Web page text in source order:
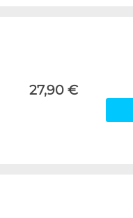
27,90 €